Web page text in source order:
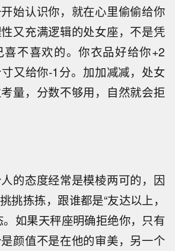
始认识你，就在心里偷偷给你
又充满逻辑的处女座，不是凭
喜不喜欢的。你衣品好给你+2
又给你-1分。加加减减，处女
量，分数不够用，自然就会拒
的态度经常是模棱两可的，因
挑拣拣，跟谁都是“友达以上，
。如果天秤座明确拒绝你，只有
颜值不是在他的审美，另一个